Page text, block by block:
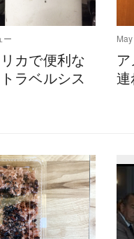
ー
カで便利な
ラベルシス